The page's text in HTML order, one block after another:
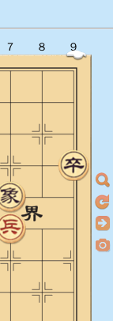
７ ８ ９